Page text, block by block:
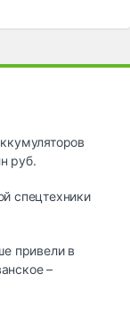
руб.
спецтехники
привели в
–